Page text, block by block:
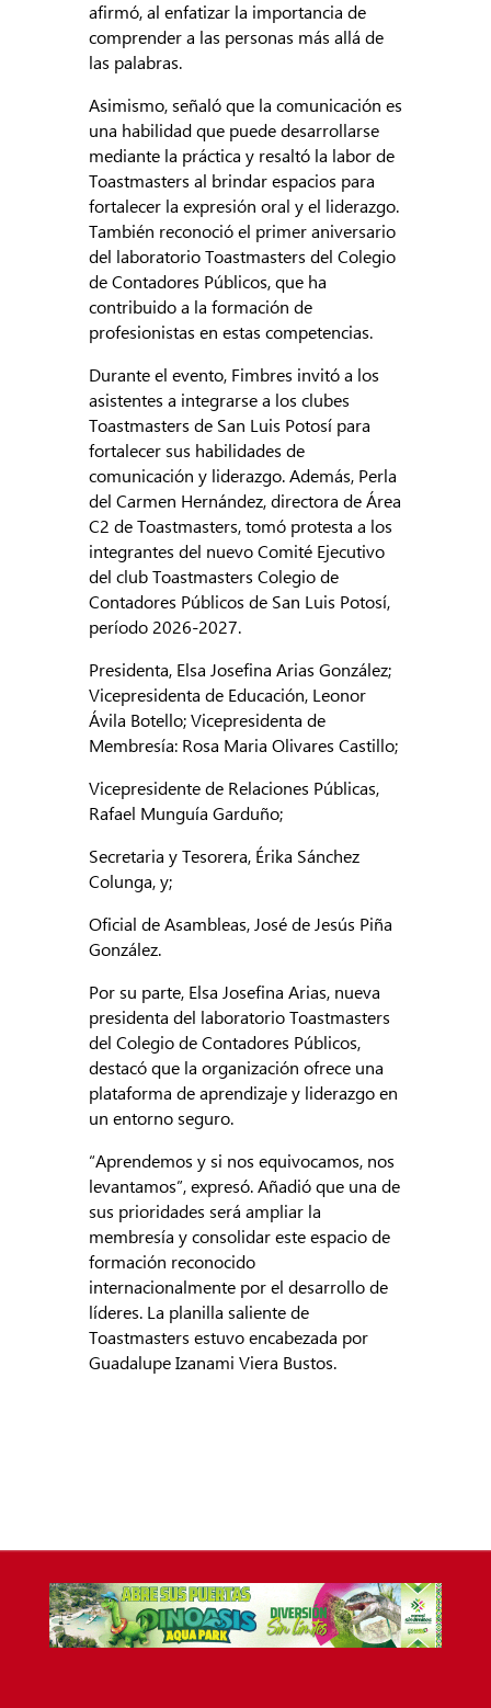
afirmó, al enfatizar la importancia de
comprender a las personas más allá de
las palabras.
Asimismo, señaló que la comunicación es
una habilidad que puede desarrollarse
mediante la práctica y resaltó la labor de
Toastmasters al brindar espacios para
fortalecer la expresión oral y el liderazgo.
También reconoció el primer aniversario
del laboratorio Toastmasters del Colegio
de Contadores Públicos, que ha
contribuido a la formación de
profesionistas en estas competencias.
Durante el evento, Fimbres invitó a los
asistentes a integrarse a los clubes
Toastmasters de San Luis Potosí para
fortalecer sus habilidades de
comunicación y liderazgo. Además, Perla
del Carmen Hernández, directora de Área
C2 de Toastmasters, tomó protesta a los
integrantes del nuevo Comité Ejecutivo
del club Toastmasters Colegio de
Contadores Públicos de San Luis Potosí,
período 2026-2027.
Presidenta, Elsa Josefina Arias González;
Vicepresidenta de Educación, Leonor
Ávila Botello; Vicepresidenta de
Membresía: Rosa Maria Olivares Castillo;
Vicepresidente de Relaciones Públicas,
Rafael Munguía Garduño;
Secretaria y Tesorera, Érika Sánchez
Colunga, y;
Oficial de Asambleas, José de Jesús Piña
González.
Por su parte, Elsa Josefina Arias, nueva
presidenta del laboratorio Toastmasters
del Colegio de Contadores Públicos,
destacó que la organización ofrece una
plataforma de aprendizaje y liderazgo en
un entorno seguro.
“Aprendemos y si nos equivocamos, nos
levantamos”, expresó. Añadió que una de
sus prioridades será ampliar la
membresía y consolidar este espacio de
formación reconocido
internacionalmente por el desarrollo de
líderes. La planilla saliente de
Toastmasters estuvo encabezada por
Guadalupe Izanami Viera Bustos.